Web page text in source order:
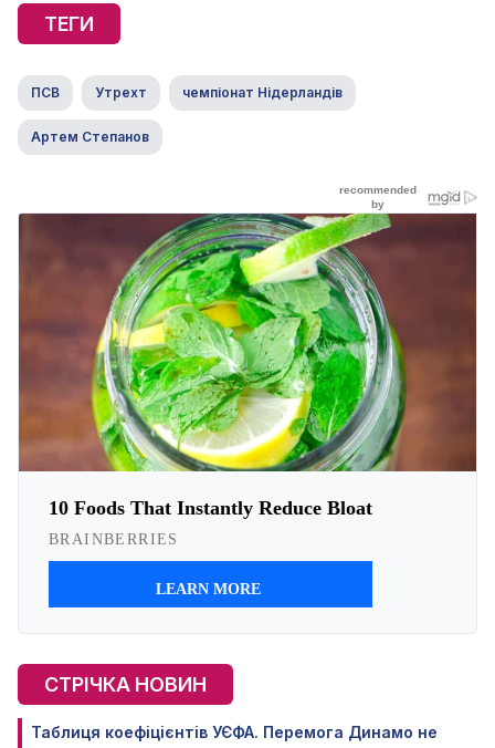
ТЕГИ
ПСВ Утрехт чемпіонат Нідерландів
Артем Степанов
СТРІЧКА НОВИН
Таблиця коефіцієнтів УЄФА. Перемога Динамо не